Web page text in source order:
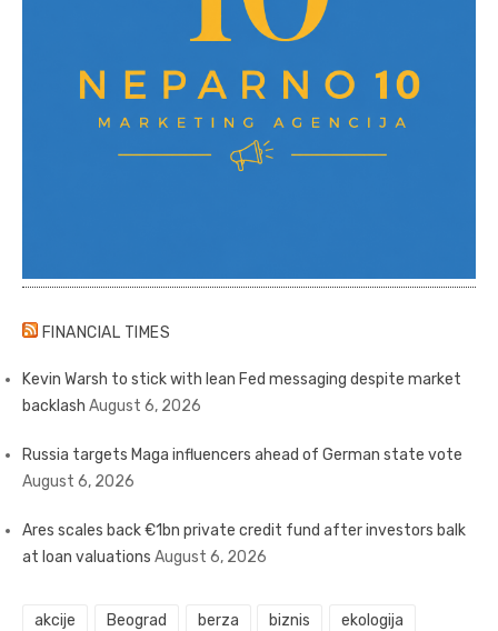
FINANCIAL TIMES
Kevin Warsh to stick with lean Fed messaging despite market
backlash August 6, 2026
Russia targets Maga influencers ahead of German state vote
August 6, 2026
Ares scales back €1bn private credit fund after investors balk
at loan valuations August 6, 2026
akcije Beograd berza biznis ekologija